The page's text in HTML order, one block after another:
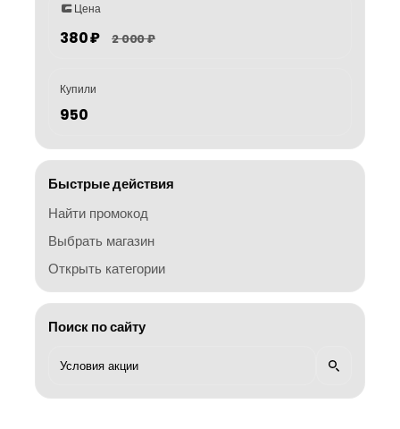
Цена
380 ₽ 2 000 ₽
Купили
950
Быстрые действия
Найти промокод
Выбрать магазин
Открыть категории
Поиск по сайту